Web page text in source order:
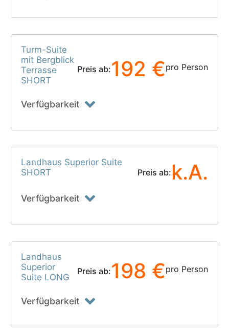
Turm-Suite
mit Bergblick
Terrasse
SHORT
Preis ab:192 €pro Person
Verfügbarkeit
Landhaus Superior Suite
SHORT
Preis ab:k.A.
Verfügbarkeit
Landhaus
Superior
Suite LONG
Preis ab:198 €pro Person
Verfügbarkeit